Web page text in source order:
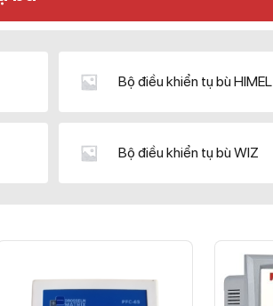
Bộ điều khiển tụ bù HIMEL
Bộ điều khiển tụ bù WIZ